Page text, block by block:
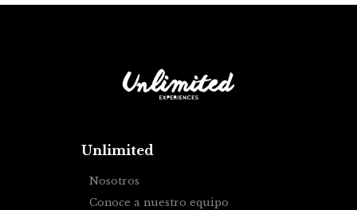
Unlimited
Nosotros
Conoce a nuestro equipo